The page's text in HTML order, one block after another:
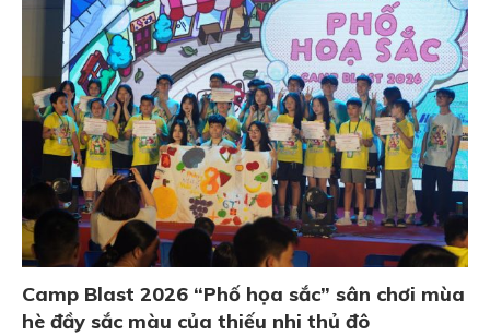
Camp Blast 2026 “Phố họa sắc” sân chơi mùa
hè đầy sắc màu của thiếu nhi thủ đô